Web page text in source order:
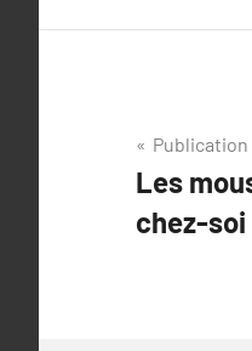
de
l’article
Les
chez-soi